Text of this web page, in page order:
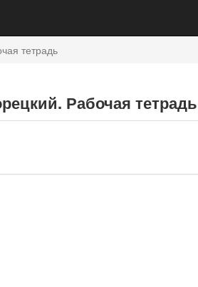
тетрадь
Рабочая тетрадь